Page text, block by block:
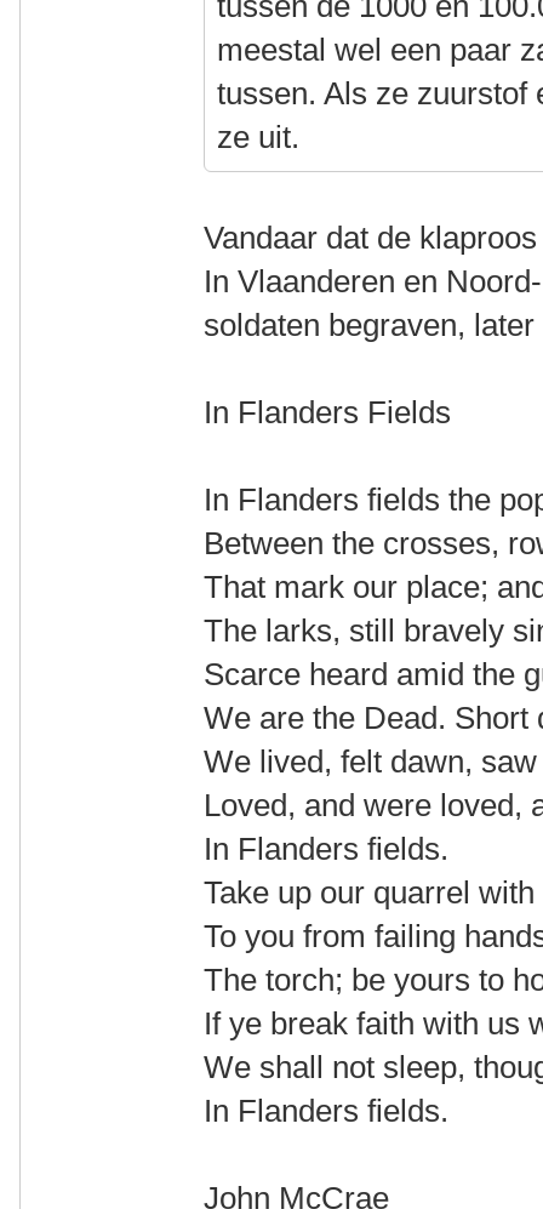
meestal wel een paar
tussen. Als ze zuurstof
ze uit.
Vandaar dat de
In Vlaanderen en
soldaten begraven,
In Flanders Fields
In Flanders fields the
Between the crosses,
That mark our place;
The larks, still bravely
Scarce heard amid the
We are the Dead. Short
We lived, felt dawn,
Loved, and were loved,
In Flanders fields.
Take up our quarrel
To you from failing
The torch; be yours to
If ye break faith with us
We shall not sleep,
In Flanders fields.
John McCrae